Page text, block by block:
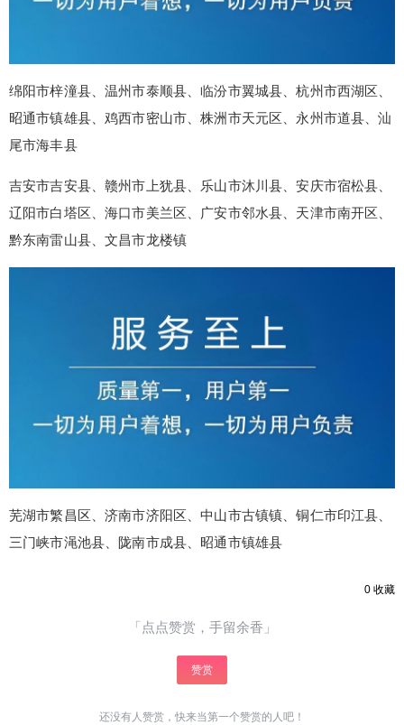
绵阳市梓潼县、温州市泰顺县、临汾市翼城县、杭州市西湖区、
昭通市镇雄县、鸡西市密山市、株洲市天元区、永州市道县、汕
尾市海丰县
吉安市吉安县、赣州市上犹县、乐山市沐川县、安庆市宿松县、
辽阳市白塔区、海口市美兰区、广安市邻水县、天津市南开区、
黔东南雷山县、文昌市龙楼镇
芜湖市繁昌区、济南市济阳区、中山市古镇镇、铜仁市印江县、
三门峡市渑池县、陇南市成县、昭通市镇雄县
0 收藏
「点点赞赏，手留余香」
赞赏
还没有人赞赏，快来当第一个赞赏的人吧！
元 5 元 10
20 元 元
¥
限。